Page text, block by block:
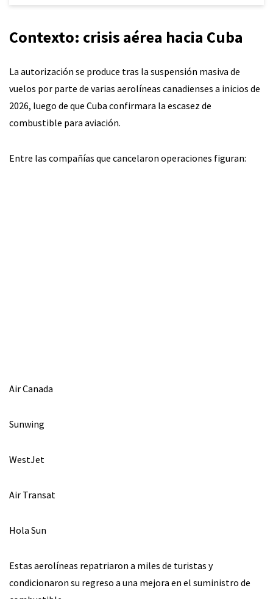
Contexto: crisis aérea hacia Cuba
La autorización se produce tras la suspensión masiva de
vuelos por parte de varias aerolíneas canadienses a inicios de
2026, luego de que Cuba confirmara la escasez de
combustible para aviación.
Entre las compañías que cancelaron operaciones figuran:
Air Canada
Sunwing
WestJet
Air Transat
Hola Sun
Estas aerolíneas repatriaron a miles de turistas y
condicionaron su regreso a una mejora en el suministro de